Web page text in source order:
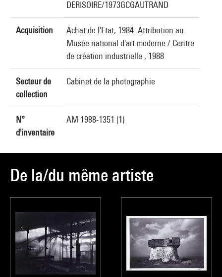
DERISOIRE/1973GCGAUTRAND
Acquisition
Achat de l'Etat, 1984. Attribution au
Musée national d'art moderne / Centre
de création industrielle , 1988
Secteur de
collection
Cabinet de la photographie
N°
d'inventaire
AM 1988-1351 (1)
De la/du même artiste